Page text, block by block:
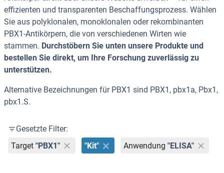
effizienten und transparenten Beschaffungsprozess. Wählen
Sie aus polyklonalen, monoklonalen oder rekombinanten
PBX1-Antikörpern, die von verschiedenen Wirten wie
stammen. Durchstöbern Sie unten unsere Produkte und
bestellen Sie direkt, um Ihre Forschung zuverlässig zu
unterstützen.
Alternative Bezeichnungen für PBX1 sind PBX1, pbx1a, Pbx1,
pbx1.S.
Gesetzte Filter:
Target "PBX1" "Kit" Anwendung "ELISA"